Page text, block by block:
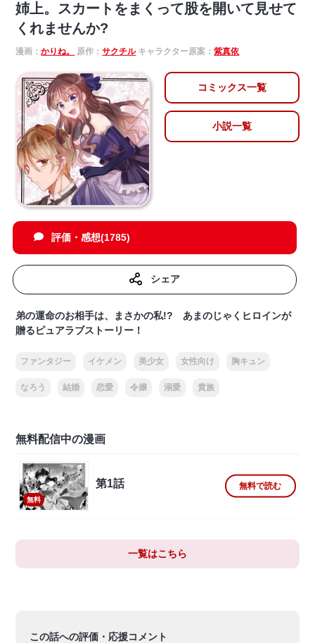
姉上。スカートをまくって股を開いて見せて
くれませんか?
漫画：かりね。 原作：サクチルキャラクター原案：紫真依
コミックス一覧
小説一覧
評価・感想(1785)
シェア
弟の運命のお相手は、まさかの私!? あまのじゃくヒロインが
贈るピュアラブストーリー！
ファンタジー イケメン 美少女 女性向け 胸キュン
なろう 結婚 恋愛 令嬢 溺愛 貴族
無料配信中の漫画
無料
第1話 無料で読む
一覧はこちら
この話への評価・応援コメント